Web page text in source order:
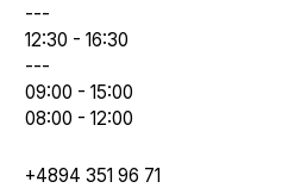
---
12:30 - 16:30
---
09:00 - 15:00
08:00 - 12:00
+4894 351 96 71